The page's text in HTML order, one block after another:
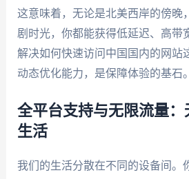
这意味着，无论是北美西岸的傍晚
剧时光，你都能获得低延迟、高带
解决如何快速访问中国国内的网站
动态优化能力，是保障体验的基石。
全平台支持与无限流量
生活
我们的生活分散在不同的设备间。